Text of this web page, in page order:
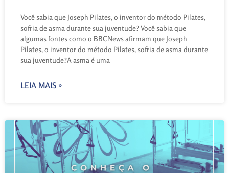
Você sabia que Joseph Pilates, o inventor do método Pilates,
sofria de asma durante sua juventude? Você sabia que
algumas fontes como o BBCNews afirmam que Joseph
Pilates, o inventor do método Pilates, sofria de asma durante
sua juventude?A asma é uma
LEIA MAIS »